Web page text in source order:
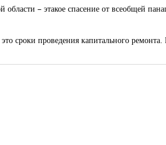
– этакое спасение от всеобщей
сроки проведения капитального